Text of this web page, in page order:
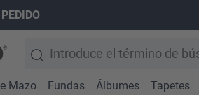
Mazo Fundas Álbumes Tapetes